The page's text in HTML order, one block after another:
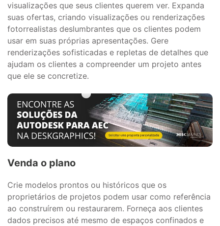
visualizações que seus clientes querem ver. Expanda
suas ofertas, criando visualizações ou renderizações
fotorrealistas deslumbrantes que os clientes podem
usar em suas próprias apresentações. Gere
renderizações sofisticadas e repletas de detalhes que
ajudam os clientes a compreender um projeto antes
que ele se concretize.
Venda o plano
Crie modelos prontos ou históricos que os
proprietários de projetos podem usar como referência
ao construírem ou restaurarem. Forneça aos clientes
dados precisos até mesmo de espaços confinados e